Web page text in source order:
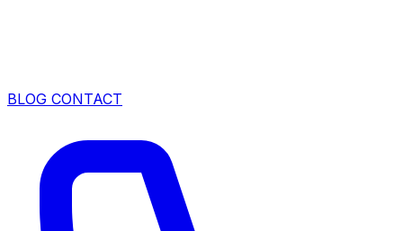
BLOG CONTACT